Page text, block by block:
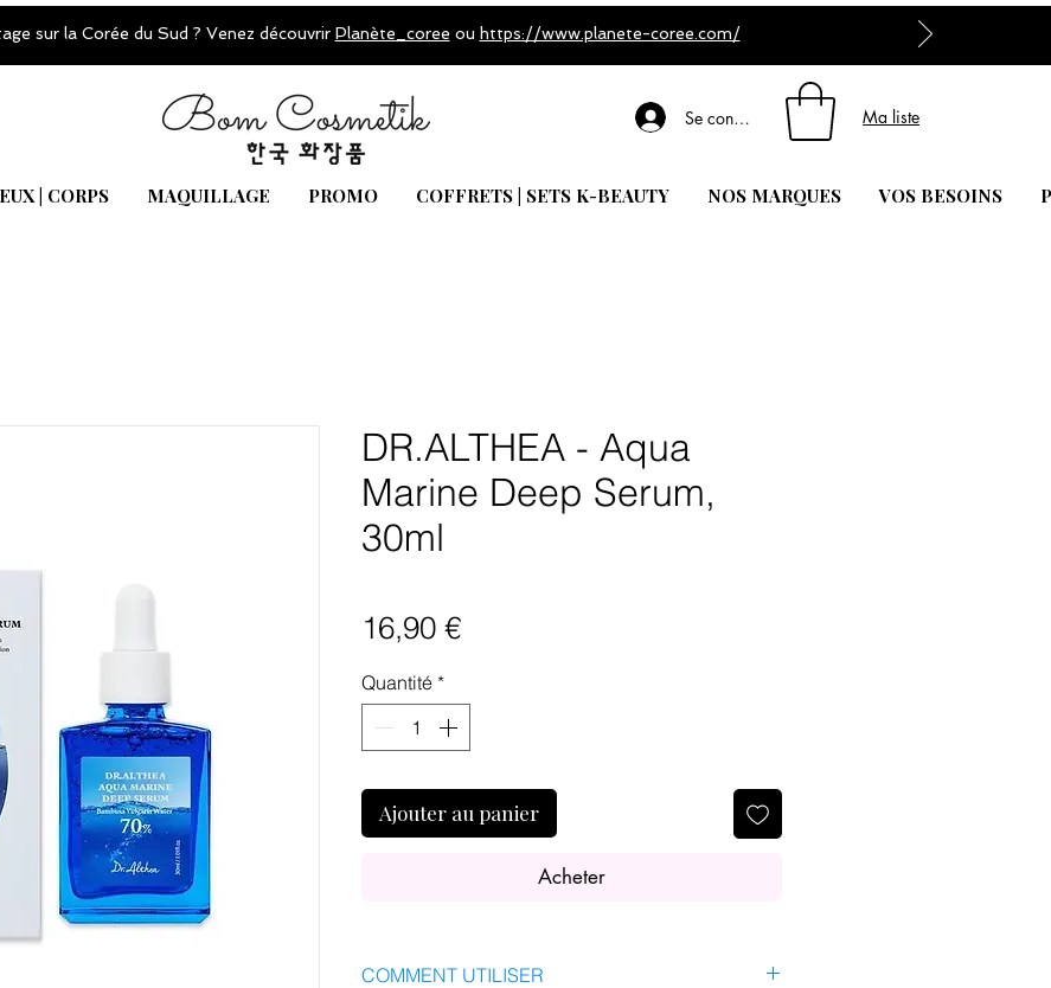
sur la Corée du Sud ? Venez découvrir Planète_coree ou https://www.planete-coree.com/
Se connecter Ma liste
| CORPS MAQUILLAGE PROMO COFFRETS | SETS K-BEAUTY NOS MARQUES VOS BESOINS
DR.ALTHEA - Aqua
Marine Deep Serum,
30ml
16,90 €Prix
Quantité *
Ajouter au panier
Acheter
COMMENT UTILISER